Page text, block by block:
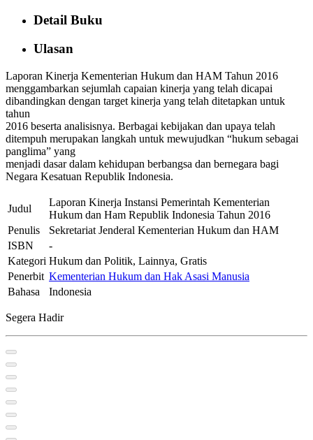
Detail Buku
Ulasan
Laporan Kinerja Kementerian Hukum dan HAM Tahun 2016
menggambarkan sejumlah capaian kinerja yang telah dicapai
dibandingkan dengan target kinerja yang telah ditetapkan untuk
tahun
2016 beserta analisisnya. Berbagai kebijakan dan upaya telah
ditempuh merupakan langkah untuk mewujudkan “hukum sebagai
panglima” yang
menjadi dasar dalam kehidupan berbangsa dan bernegara bagi
Negara Kesatuan Republik Indonesia.
Judul
Laporan Kinerja Instansi Pemerintah Kementerian
Hukum dan Ham Republik Indonesia Tahun 2016
Penulis
Sekretariat Jenderal Kementerian Hukum dan HAM
ISBN
-
Kategori Hukum dan Politik, Lainnya, Gratis
Penerbit Kementerian Hukum dan Hak Asasi Manusia
Bahasa
Indonesia
Segera Hadir